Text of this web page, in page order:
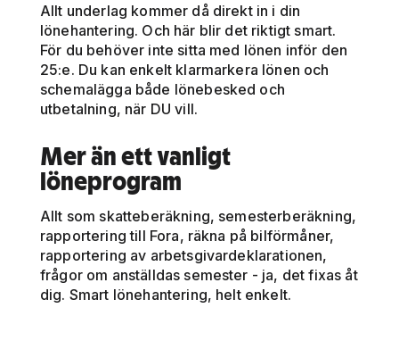
Allt underlag kommer då direkt in i din
lönehantering. Och här blir det riktigt smart.
För du behöver inte sitta med lönen inför den
25:e. Du kan enkelt klarmarkera lönen och
schemalägga både lönebesked och
utbetalning, när DU vill.
Mer än ett vanligt
löneprogram
Allt som skatteberäkning, semesterberäkning,
rapportering till Fora, räkna på bilförmåner,
rapportering av arbetsgivardeklarationen,
frågor om anställdas semester - ja, det fixas åt
dig. Smart lönehantering, helt enkelt.